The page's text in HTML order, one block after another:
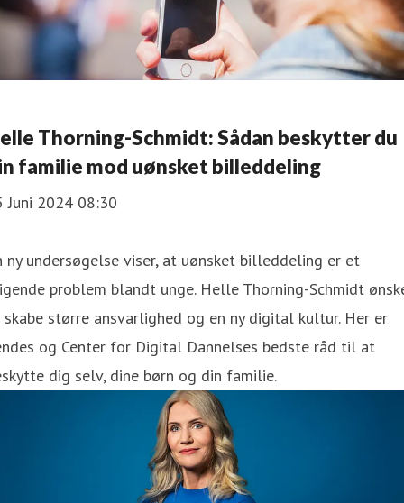
Thorning-Schmidt: Sådan beskytter du
familie mod uønsket billeddeling
Juni 2024 08:30
ny undersøgelse viser, at uønsket billeddeling er et
problem blandt unge. Helle Thorning-Schmidt
større ansvarlighed og en ny digital kultur. Her er
og Center for Digital Dannelses bedste råd til at
dig selv, dine børn og din familie.